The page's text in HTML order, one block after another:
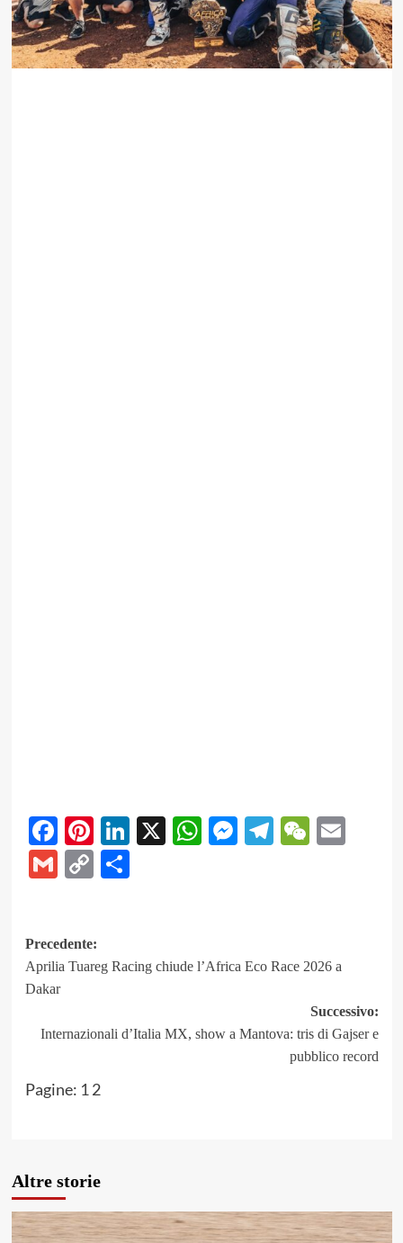
Facebook
Pinterest
LinkedIn
X WhatsApp
Messenger
Telegram
Gmail
CopyShare
Navigazione
articolo
Precedente:
Aprilia Tuareg Racing chiude l’Africa Eco Race 2026 a
Dakar
Successivo:
Internazionali d’Italia MX, show a Mantova: tris di Gajser e
pubblico record
Pagine: 1 2
Altre storie